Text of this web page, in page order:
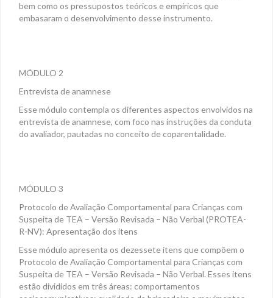
bem como os pressupostos teóricos e empíricos que
embasaram o desenvolvimento desse instrumento.
MÓDULO 2
Entrevista de anamnese
Esse módulo contempla os diferentes aspectos envolvidos na
entrevista de anamnese, com foco nas instruções da conduta
do avaliador, pautadas no conceito de coparentalidade.
MÓDULO 3
Protocolo de Avaliação Comportamental para Crianças com
Suspeita de TEA – Versão Revisada – Não Verbal (PROTEA-
R-NV): Apresentação dos itens
Esse módulo apresenta os dezessete itens que compõem o
Protocolo de Avaliação Comportamental para Crianças com
Suspeita de TEA – Versão Revisada – Não Verbal. Esses itens
estão divididos em três áreas: comportamentos